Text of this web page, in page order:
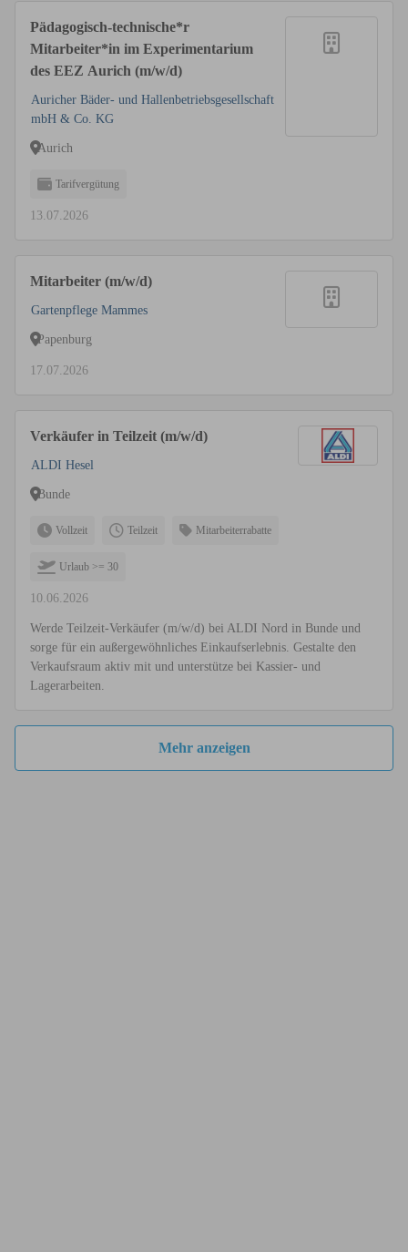
Pädagogisch-technische*r
Mitarbeiter*in im Experimentarium
des EEZ Aurich (m/w/d)
Auricher Bäder- und Hallenbetriebsgesellschaft
mbH & Co. KG
Aurich
Tarifvergütung
13.07.2026
Mitarbeiter (m/w/d)
Gartenpflege Mammes
Papenburg
17.07.2026
Verkäufer in Teilzeit (m/w/d)
ALDI Hesel
Bunde
Vollzeit Teilzeit Mitarbeiterrabatte
Urlaub >= 30
10.06.2026
Werde Teilzeit-Verkäufer (m/w/d) bei ALDI Nord in Bunde und
sorge für ein außergewöhnliches Einkaufserlebnis. Gestalte den
Verkaufsraum aktiv mit und unterstütze bei Kassier- und
Lagerarbeiten.
Mehr anzeigen